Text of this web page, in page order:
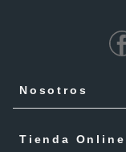
Nosotros
Tienda Online